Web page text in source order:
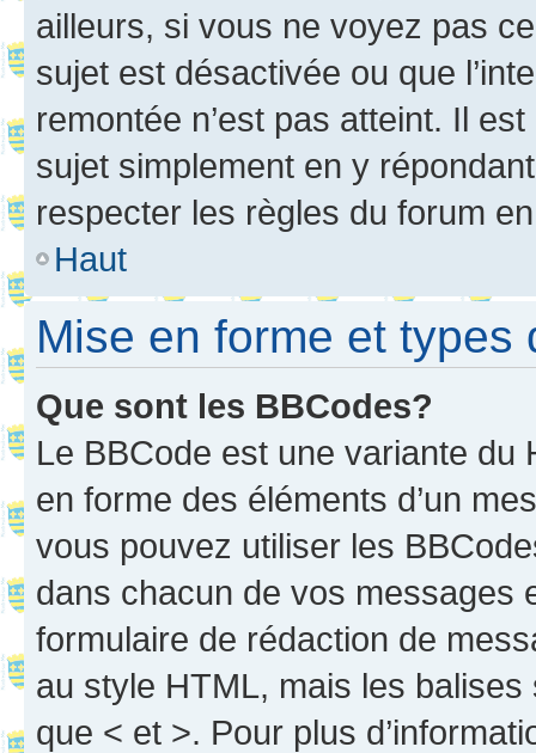
ailleurs, si vous ne voyez pas
sujet est désactivée ou que
remontée n’est pas atteint. Il
sujet simplement en y
respecter les règles du forum
Haut
Mise en forme et types
Que sont les BBCodes?
Le BBCode est une variante du
en forme des éléments d’un
vous pouvez utiliser les
dans chacun de vos messages
formulaire de rédaction de
au style HTML, mais les
que < et >. Pour plus